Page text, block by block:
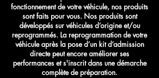
fonctionnement de votre véhicule, nos produits
sont faits pour vous. Nos produits sont
développés sur véhicules d’origine et/ou
reprogrammés. La reprogrammation de votre
véhicule après la pose d’un kit d’admission
directe peut encore améliorer ses
performances et s'inscrit dans une démarche
complète de préparation.